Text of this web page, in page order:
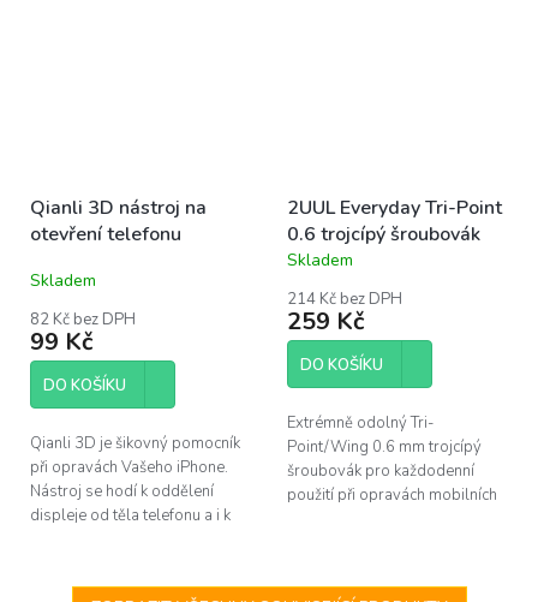
Qianli 3D nástroj na
otevření telefonu
Skladem
82 Kč bez DPH
99 Kč
DO KOŠÍKU
Qianli 3D je šikovný pomocník
při opravách Vašeho iPhone.
Nástroj se hodí k oddělení
displeje od těla telefonu a i k
2UUL Everyday Tri-Point
0.6 trojcípý šroubovák
Průměrné
produktu
je
5,0
hvězdiček.
Skladem
214 Kč bez DPH
259 Kč
DO KOŠÍKU
Extrémně odolný Tri-
Point/Wing 0.6 mm trojcípý
šroubovák pro každodenní
použití při opravách mobilních